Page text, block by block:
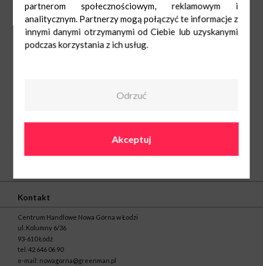
Kontakt
Centrum Handlowe Nowa Górna w Łodzi
ul. Kolumny 6/36
93-610 Łódź
tel. 42 646 06 90
e-mail: nowagorna@greenman.pl
partnerom społecznościowym, reklamowym i
analitycznym. Partnerzy mogą połączyć te informacje z
innymi danymi otrzymanymi od Ciebie lub uzyskanymi
podczas korzystania z ich usług.
Odrzuć
Akceptuj